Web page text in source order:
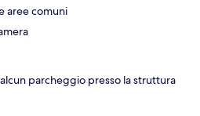
aree comuni
parcheggio presso la struttura